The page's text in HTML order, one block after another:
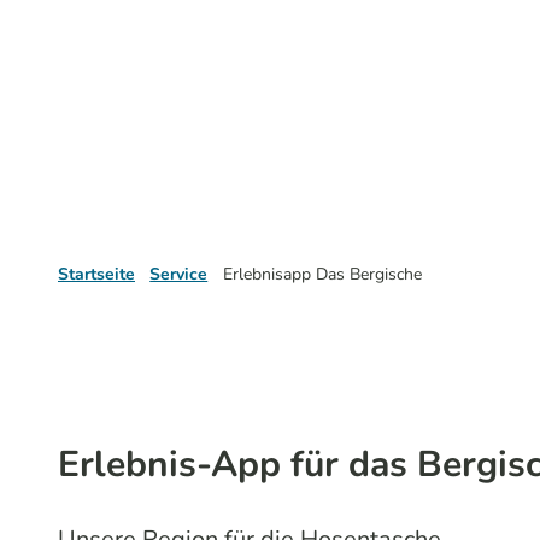
Startseite Service Erlebnisapp Das Bergische
Erlebnis-App für das